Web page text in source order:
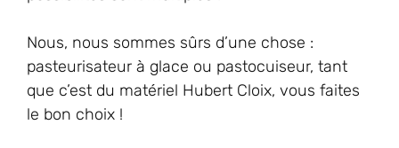
Nous, nous sommes sûrs d’une chose :
pasteurisateur à glace ou pastocuiseur, tant
que c’est du matériel Hubert Cloix, vous faites
le bon choix !